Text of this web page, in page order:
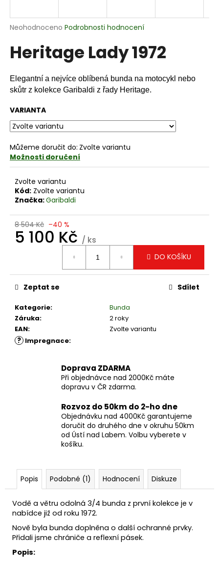
Průměrné
produktu
je
z
5
hvězdiček.
Neohodnoceno Podrobnosti hodnocení
Heritage Lady 1972
Elegantní a nejvíce oblíbená bunda na motocykl nebo
skůtr z kolekce Garibaldi z řady Heritage.
VARIANTA
Můžeme doručit do: Zvolte variantu
Možnosti doručení
Zvolte variantu
Kód: Zvolte variantu
Značka:Garibaldi
8 504 Kč –40 %
5 100 Kč / ks
DO KOŠÍKU
Kategorie:
Bunda
Záruka:
2 roky
EAN: Zvolte variantu
? Impregnace:
Zeptat se Sdílet
R
Doprava ZDARMA
Při objednávce nad 2000Kč máte
dopravu v ČR zdarma.
Rozvoz do 50km do 2-ho dne
Objednávku nad 4000Kč garantujeme
doručit do druhého dne v okruhu 50km
od Ústí nad Labem. Volbu vyberete v
košíku.
Popis Podobné (1) Hodnocení Diskuze
Vodě a větru odolná 3/4 bunda z první kolekce je v
nabídce již od roku 1972.
Nově byla bunda doplněna o další ochranné prvky.
Přidali jsme chrániče a reflexní pásek.
Popis:
j
t
?
D
o
p
o
č
u
e
MOKA
RACER,
ČERNÁ,
DÁMSKÁ